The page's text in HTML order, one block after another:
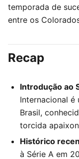
temporada de
entre os
Recap
Introdução ao
Internacional é
Brasil,
torcida
Histórico
à Série A em